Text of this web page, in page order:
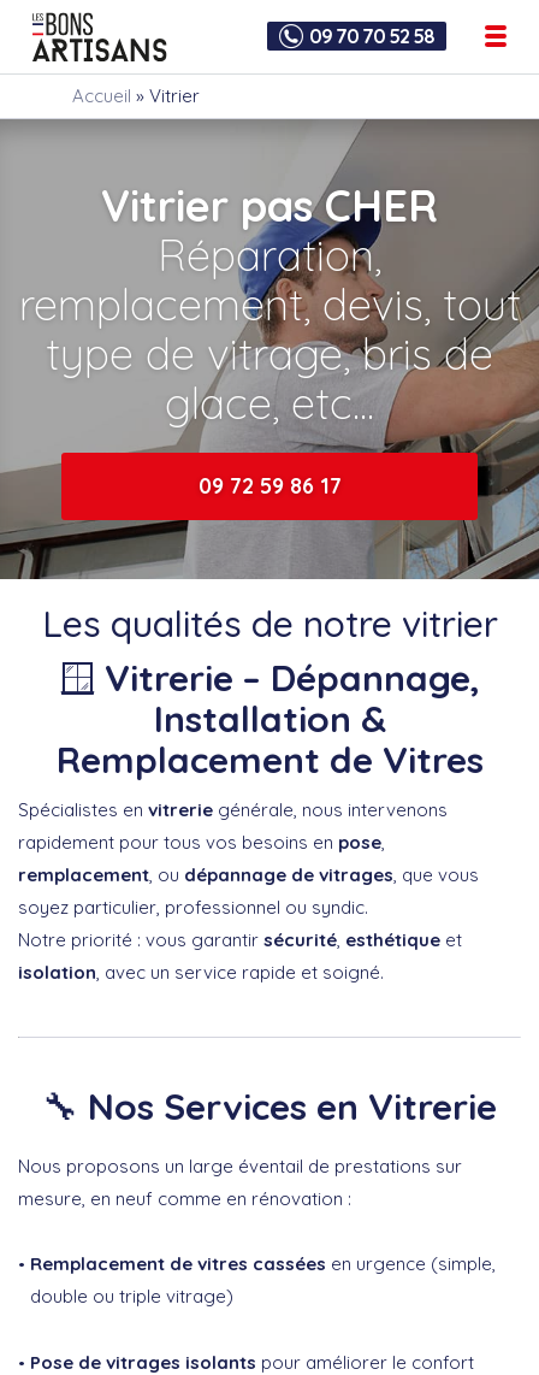
09 70 70 52 58
Accueil » Vitrier
Vitrier pas CHER
Réparation,
remplacement, devis, tout
type de vitrage, bris de
glace, etc...
09 72 59 86 17
Les qualités de notre vitrier
🪟 Vitrerie – Dépannage,
Installation &
Remplacement de Vitres
Spécialistes en vitrerie générale, nous intervenons
rapidement pour tous vos besoins en pose
remplacement , ou dépannage de vitrages , que vous
soyez particulier, professionnel ou syndic.
Notre priorité : vous garantir sécurité esthétique et
isolation , avec un service rapide et soigné.
🔧 Nos Services en Vitrerie
Nous proposons un large éventail de prestations sur
mesure, en neuf comme en rénovation :
Remplacement de vitres cassées en urgence (simple,
double ou triple vitrage)
Pose de vitrages isolants pour améliorer le confort